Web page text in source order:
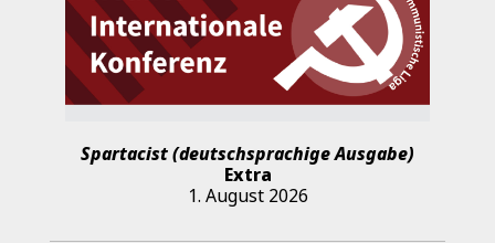
Spartacist (deutschsprachige Ausgabe)
Extra
1. August 2026